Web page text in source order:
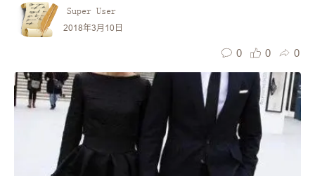
Super User
2018年3月10日
0 0 0